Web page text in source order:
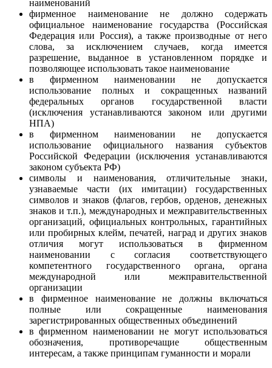
наименований
фирменное наименование не должно содержать
официальное наименование государства (Российская
Федерация или Россия), а также производные от него
слова, за исключением случаев, когда имеется
разрешение, выданное в установленном порядке и
позволяющее использовать такое наименование
в фирменном наименовании не допускается
использование полных и сокращенных названий
федеральных органов государственной власти
(исключения устанавливаются законом или другими
НПА)
в фирменном наименовании не допускается
использование официального названия субъектов
Российской Федерации (исключения устанавливаются
законом субъекта РФ)
символы и наименования, отличительные знаки,
узнаваемые части (их имитации) государственных
символов и знаков (флагов, гербов, орденов, денежных
знаков и т.п.), международных и межправительственных
организаций, официальных контрольных, гарантийных
или пробирных клейм, печатей, наград и других знаков
отличия могут использоваться в фирменном
наименовании с согласия соответствующего
компетентного государственного органа, органа
международной или межправительственной
организации
в фирменное наименование не должны включаться
полные или сокращенные наименования
зарегистрированных общественных объединений
в фирменном наименовании не могут использоваться
обозначения, противоречащие общественным
интересам, а также принципам гуманности и морали